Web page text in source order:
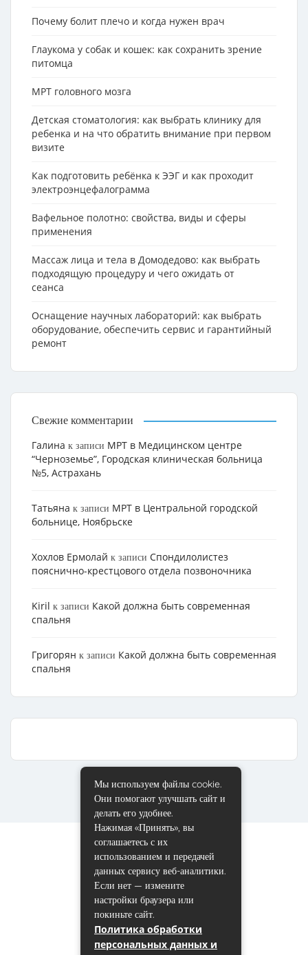
Почему болит плечо и когда нужен врач
Глаукома у собак и кошек: как сохранить зрение
питомца
МРТ головного мозга
Детская стоматология: как выбрать клинику для
ребенка и на что обратить внимание при первом
визите
Как подготовить ребёнка к ЭЭГ и как проходит
электроэнцефалограмма
Вафельное полотно: свойства, виды и сферы
применения
Массаж лица и тела в Домодедово: как выбрать
подходящую процедуру и чего ожидать от
сеанса
Оснащение научных лабораторий: как выбрать
оборудование, обеспечить сервис и гарантийный
ремонт
Свежие комментарии
Галина к записи МРТ в Медицинском центре
“Черноземье”, Городская клиническая больница
№5, Астрахань
Татьяна к записи МРТ в Центральной городской
больнице, Ноябрьске
Хохлов Ермолай к записи Cпондилолистез
пояснично-крестцового отдела позвоночника
Kiril к записи Какой должна быть современная
спальня
Григорян к записи Какой должна быть современная
спальня
Мы используем файлы cookie.
Они помогают улучшать сайт и
делать его удобнее.
Нажимая «Принять», вы
соглашаетесь с их
использованием и передачей
данных сервису веб-аналитики.
Если нет — измените
настройки браузера или
покиньте сайт.
Политика обработки
персональных данных и